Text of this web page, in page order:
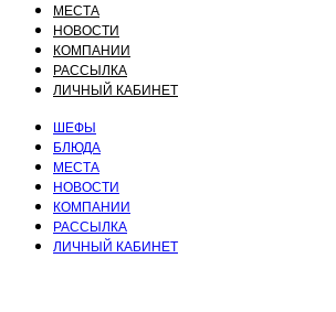
МЕСТА
НОВОСТИ
КОМПАНИИ
РАССЫЛКА
ЛИЧНЫЙ КАБИНЕТ
ШЕФЫ
БЛЮДА
МЕСТА
НОВОСТИ
КОМПАНИИ
РАССЫЛКА
ЛИЧНЫЙ КАБИНЕТ